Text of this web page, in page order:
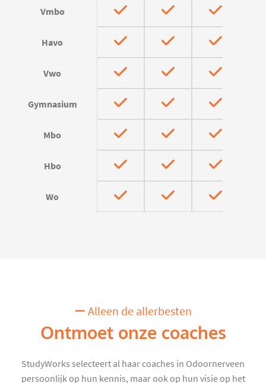
Vmbo
Havo
Vwo
Gymnasium
Mbo
Hbo
Wo
Alleen de allerbesten
Ontmoet onze coaches
StudyWorks selecteert al haar coaches in Odoornerveen
persoonlijk op hun kennis, maar ook op hun visie op het